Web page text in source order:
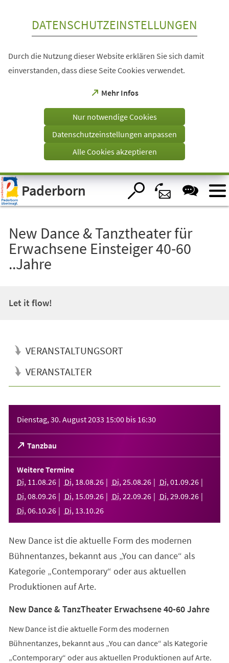
Visuelle
Assistenzsoftware
öffnen.
DATENSCHUTZEINSTELLUNGEN
Durch die Nutzung dieser Website erklären Sie sich damit
einverstanden, dass diese Seite Cookies verwendet.
Mehr Infos
(Öffnet
einem
Tab)
Nur notwendige Cookies
Datenschutzeinstellungen anpassen
Alle Cookies akzeptieren
Paderborn
New Dance & Tanztheater für
Erwachsene Einsteiger 40-60
..Jahre
Let it flow!
VERANSTALTUNGSORT
VERANSTALTER
Dienstag, 30. August 2033 15:00 bis 16:30
Tanzbau
(Öffnet
in
einem
neuen
Tab)
Weitere Termine
Di, 11 .08.26 Di, 18.08.26 Di, 25.08.26 Di, 01 .09.26
Di, 08.09.26 Di, 15.09.26 Di, 22.09.26 Di, 29.09.26
Di, 06.10.26 Di, 13.10.26
New Dance ist die aktuelle Form des modernen
Bühnentanzes, bekannt aus „You can dance“ als
Kategorie „Contemporary“ oder aus aktuellen
Produktionen auf Arte.
New Dance & TanzTheater Erwachsene 40-60 Jahre
New Dance ist die aktuelle Form des modernen
Bühnentanzes, bekannt aus „You can dance“ als Kategorie
„Contemporary“ oder aus aktuellen Produktionen auf Arte.